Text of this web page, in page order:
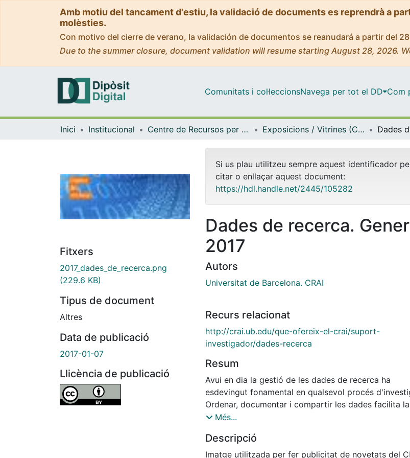
Amb motiu del tancament d'estiu, la validació de documents es reprendrà a
molèsties.
Con motivo del cierre de verano, la validación de documentos se reanudará a partir del
Due to the summer closure, document validation will resume starting August 28, 2026.
Comunitats i col·leccionsNavega per tot el DD Com
Inici Institucional Centre de Recursos per a l'Aprenentatge i la Investigació (CRAI-UB) - Institucional Exposicions / Vitrines (CRAI-UB)
Fitxers
2017_dades_de_recerca.png
(229.6 KB)
Tipus de document
Altres
Data de publicació
2017-01-07
Llicència de publicació
Si us plau utilitzeu sempre aquest identificador
citar o enllaçar aquest document:
https://hdl.handle.net/2445/105282
Dades de recerca. Gener
2017
Autors
Universitat de Barcelona. CRAI
Recurs relacionat
http://crai.ub.edu/que-ofereix-el-crai/suport-
investigador/dades-recerca
Resum
Avui en dia la gestió de les dades de recerca ha
esdevingut fonamental en qualsevol procés
Ordenar, documentar i compartir les dades facilita la
verificació i reproductibilitat dels resultats obtinguts.
identificar-les, accedir-hi, reproduir-les i difondre-les
manera fàcil, útil i vàlida per tal de fer-les visibles i
Més...
Descripció
Imatge utilitzada per fer publicitat de novetats del